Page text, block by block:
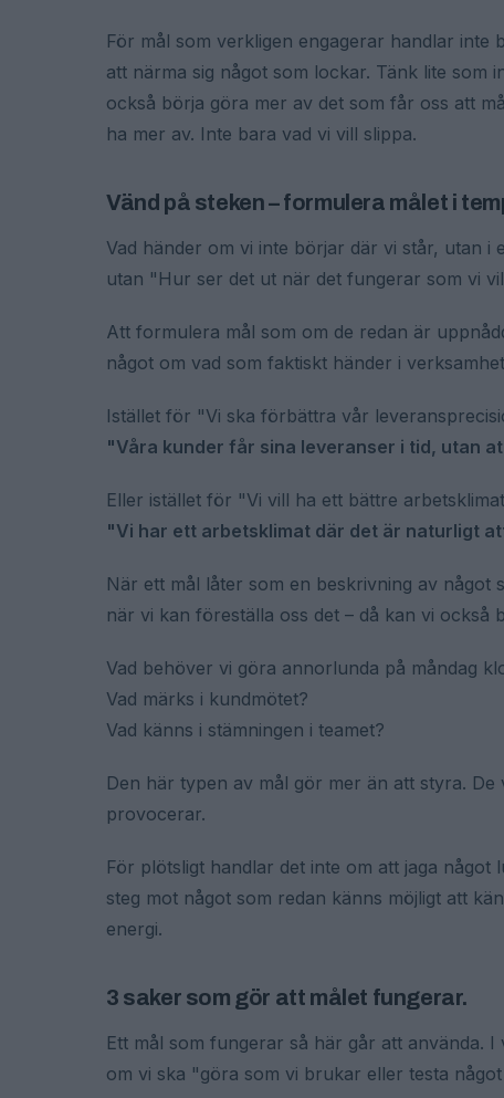
För mål som verkligen engagerar handlar
att närma sig något som lockar. Tänk lite som
också börja göra mer av det som får oss att
ha mer av. Inte bara vad vi vill slippa.
Vänd på steken – formulera målet i
Vad händer om vi inte börjar där vi står, utan i
utan "Hur ser det ut när det fungerar som vi
Att formulera mål som om de redan är
något om vad som faktiskt händer i
Istället för "Vi ska förbättra vår
"Våra kunder får sina leveranser i tid, utan
Eller istället för "Vi vill ha ett bättre
"Vi har ett arbetsklimat där det är naturligt
När ett mål låter som en beskrivning av något
när vi kan föreställa oss det – då kan vi också
Vad behöver vi göra annorlunda på måndag
Vad märks i kundmötet?
Vad känns i stämningen i teamet?
Den här typen av mål gör mer än att styra.
provocerar.
För plötsligt handlar det inte om att jaga
steg mot något som redan känns möjligt att
energi.
3 saker som gör att målet fungerar.
Ett mål som fungerar så här går att använda.
om vi ska "göra som vi brukar eller testa